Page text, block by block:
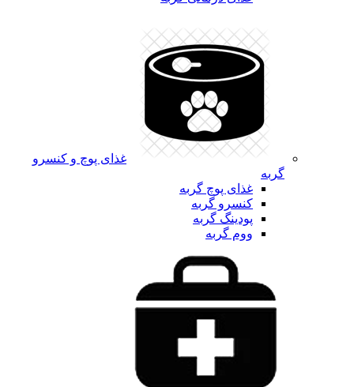
غذای پوچ و کنسرو
گربه
غذای پوچ گربه
کنسرو گربه
پودینگ گربه
ووم گربه